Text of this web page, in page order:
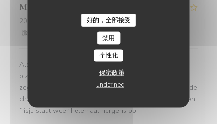
好的，全部接受
禁用
个性化
保密政策
undefined
Miriam
2026-07-08
- 20:00 - 来宾 2
服务
2/5 质价比
Als je binnen een uur €75 wilt uitgeven aan een paar
pizza’s die niet te vreten zijn: dat kan hier! Moet eerlijk
zeggen dat het voorgerecht wel Prima was: la planche de
charcuterie et fromage was heerlijk. Maar €4,80 voor een
frisje slaat weer helemaal nergens op.